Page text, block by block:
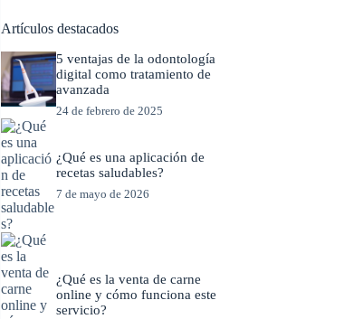
Artículos destacados
5 ventajas de la odontología
digital como tratamiento de
avanzada
24 de febrero de 2025
¿Qué es una aplicación de
recetas saludables?
7 de mayo de 2026
¿Qué es la venta de carne
online y cómo funciona este
servicio?